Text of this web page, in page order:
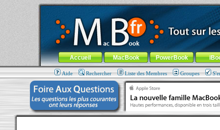
MacBook-fr.com : 100% Apple... 100% nomade !
Aller au contenu-Aller au menu général-Aller au menu de
Menu général
Accueil MacBook PowerBook
Aide Rechercher Liste des Membres Groupes